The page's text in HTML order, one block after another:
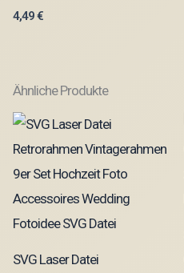
4,49€
Ähnliche Produkte
SVG Laser Datei